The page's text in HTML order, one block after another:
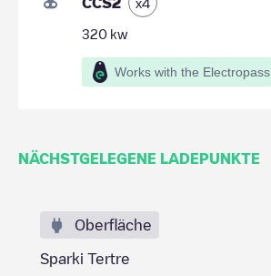
x4
320 kw
Works with the Electropass
NÄCHSTGELEGENE LADEPUNKTE
Oberfläche
Sparki Tertre